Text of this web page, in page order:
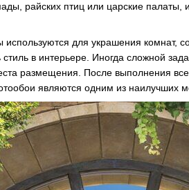
райских птиц или царские палаты,
используются для украшения комнат,
в интерьере. Иногда сложной
размещения. После выполнения всех
являются одним из наилучших